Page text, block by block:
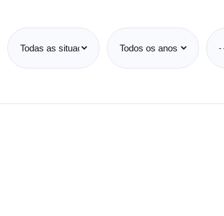
Situação Ano